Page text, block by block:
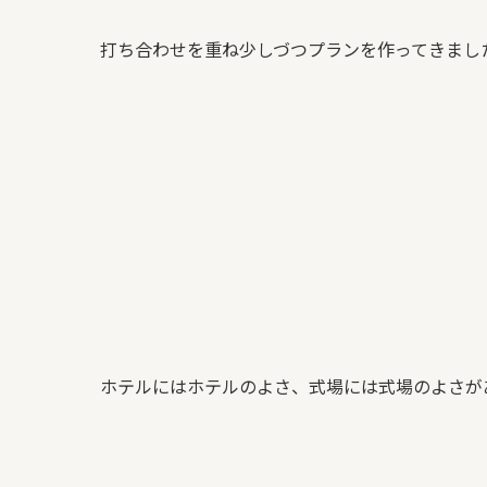
打ち合わせを重ね少しづつプランを作ってきまし
ホテルにはホテルのよさ、式場には式場のよさが